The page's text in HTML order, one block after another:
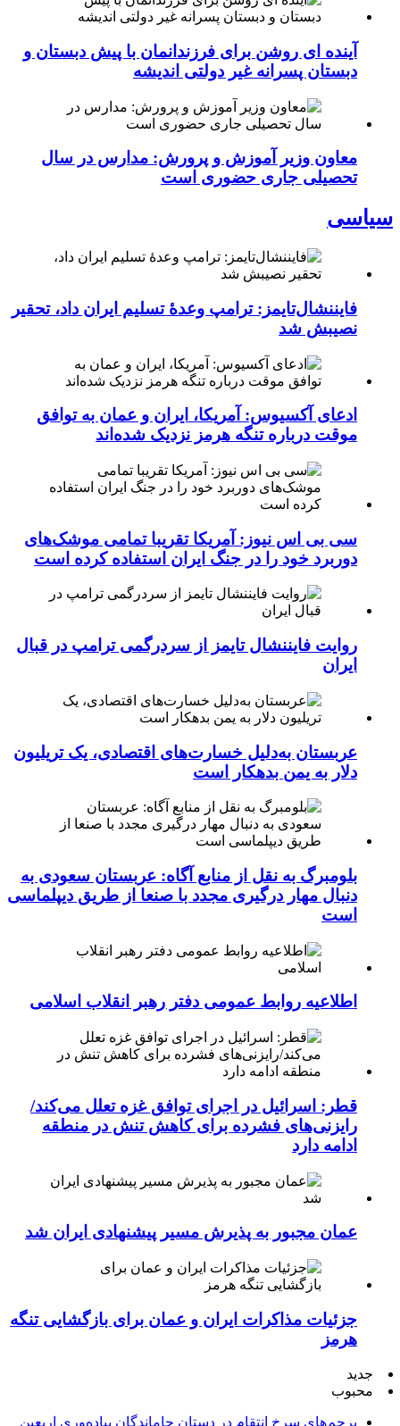
آینده ای روشن برای فرزندانمان با پیش دبستان و
دبستان پسرانه غیر دولتی اندیشه
معاون وزیر آموزش و پرورش: مدارس در سال
تحصیلی جاری حضوری است
سیاسی
فایننشال‌تایمز: ترامپ وعدۀ تسلیم ایران داد، تحقیر
نصیبش شد
ادعای آکسیوس: آمریکا، ایران و عمان به توافق
موقت درباره تنگه هرمز نزدیک شده‌اند
سی بی اس نیوز: آمریکا تقریبا تمامی موشک‌های
دوربرد خود را در جنگ ایران استفاده کرده است
روایت فایننشال تایمز از سردرگمی ترامپ در قبال
ایران
عربستان به‌دلیل خسارت‌های اقتصادی، یک تریلیون
دلار به یمن بدهکار است
بلومبرگ به نقل از منابع آگاه: عربستان سعودی به
دنبال مهار درگیری مجدد با صنعا از طریق دیپلماسی
است
اطلاعیه روابط عمومی دفتر رهبر انقلاب اسلامی
قطر: اسرائیل در اجرای توافق غزه تعلل می‌کند/
رایزنی‌های فشرده برای کاهش تنش در منطقه
ادامه دارد
عمان مجبور به پذیرش مسیر پیشنهادی ایران شد
جزئیات مذاکرات ایران و عمان برای بازگشایی تنگه
هرمز
جدید
محبوب
پرچم‌های سرخ انتقام در دستان جاماندگان پیاده‌وری اربعین